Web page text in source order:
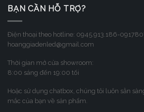
BẠN CẦN HỖ TRỢ?
Điện thoại theo hotline: 0945.913.186-
hoanggiadenled@gmail.com
Thời gian mở cửa showroom:
8:00 sáng đến 19:00 tối
Hoặc sử dụng chatbox, chúng tôi luôn sẳn
mắc của bạn về sản phẩm.